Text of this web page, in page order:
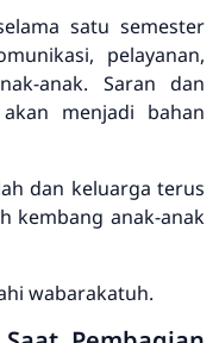
satu semester
pelayanan,
anak. Saran dan
menjadi bahan
dan keluarga terus
kembang anak-anak
wabarakatuh.